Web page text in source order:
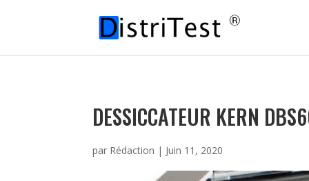
DESSICCATEUR KERN
par Rédaction | Juin 11, 2020